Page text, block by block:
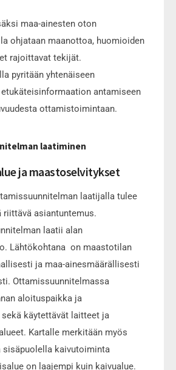
maa-ainesten oton
ohjataan maanottoa, huomioiden
rajoittavat tekijät.
pyritään yhtenäiseen
antamiseen
ottamistoimintaan.
laatiminen
ja maastoselvitykset
laatijalla tulee
riittävä asiantuntemus.
laatii alan
Lähtökohtana on maastotilan
ja maa-ainesmäärällisesti
Ottamissuunnitelmassa
aloituspaikka ja
käytettävät laitteet ja
Kartalle merkitään myös
sisäpuolella kaivutoiminta
on laajempi kuin kaivualue.